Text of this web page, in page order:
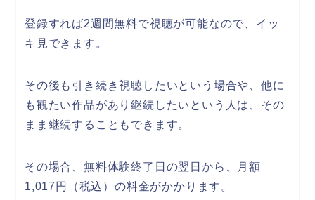
登録すれば2週間無料で視聴が可能なので、イッ
キ見できます。
その後も引き続き視聴したいという場合や、他に
も観たい作品があり継続したいという人は、その
まま継続することもできます。
その場合、無料体験終了日の翌日から、月額
1,017円（税込）の料金がかかります。